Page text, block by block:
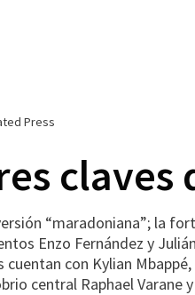
Press
“maradoniana”; la
Enzo Fernández y
cuentan con Kylian
central Raphael